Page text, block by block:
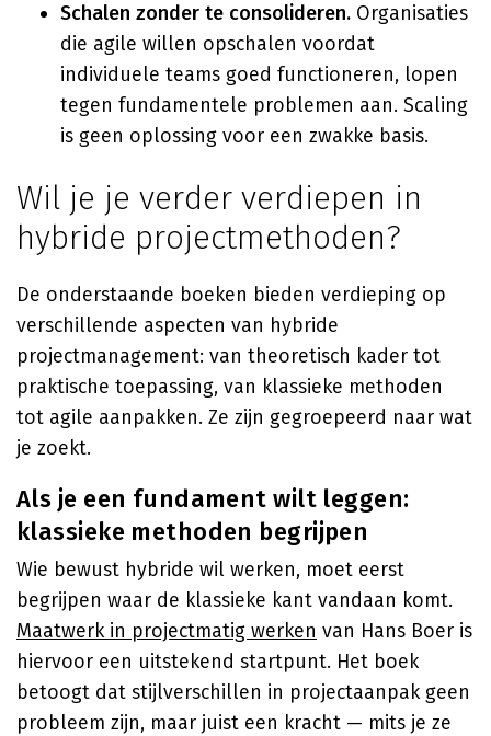
Schalen zonder te consolideren. Organisaties
die agile willen opschalen voordat
individuele teams goed functioneren, lopen
tegen fundamentele problemen aan. Scaling
is geen oplossing voor een zwakke basis.
Wil je je verder verdiepen in
hybride projectmethoden?
De onderstaande boeken bieden verdieping op
verschillende aspecten van hybride
projectmanagement: van theoretisch kader tot
praktische toepassing, van klassieke methoden
tot agile aanpakken. Ze zijn gegroepeerd naar wat
je zoekt.
Als je een fundament wilt leggen:
klassieke methoden begrijpen
Wie bewust hybride wil werken, moet eerst
begrijpen waar de klassieke kant vandaan komt.
Maatwerk in projectmatig werken van Hans Boer is
hiervoor een uitstekend startpunt. Het boek
betoogt dat stijlverschillen in projectaanpak geen
probleem zijn, maar juist een kracht — mits je ze